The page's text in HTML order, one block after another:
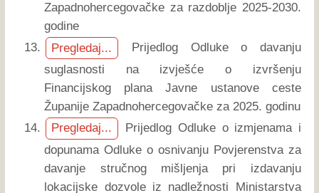
Zapadnohercegovačke za razdoblje 2025-2030.
godine
Pregledaj...
Prijedlog Odluke o davanju
suglasnosti na izvješće o izvršenju
Financijskog plana Javne ustanove ceste
Županije Zapadnohercegovačke za 2025. godinu
Pregledaj...
Prijedlog Odluke o izmjenama i
dopunama Odluke o osnivanju Povjerenstva za
davanje stručnog mišljenja pri izdavanju
lokacijske dozvole iz nadležnosti Ministarstva